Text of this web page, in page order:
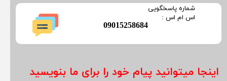
اینجا میتوانید پیام خود را برای ما بنویسید
​09015258684
​شماره پاسخگویی
​​​​​اس ام اس :